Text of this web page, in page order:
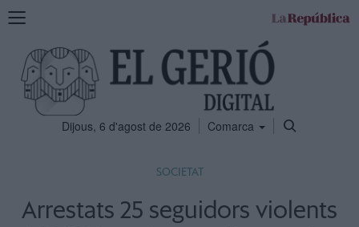
Mostra
navegació
Dijous, 6 d'agost de 2026 Comarca
SOCIETAT
Arrestats 25 seguidors violents